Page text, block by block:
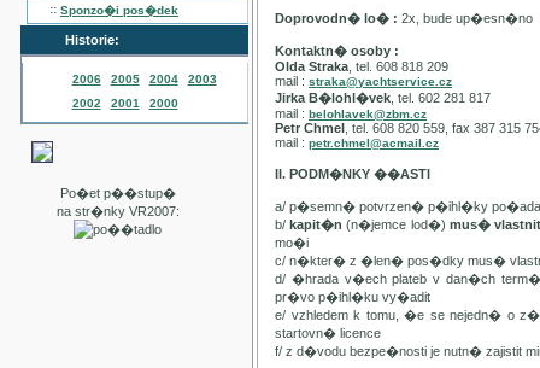
:: Sponzo�i pos�dek
Historie:
2006 2005 2004
2003
2002
2001 2000
Po�et p��stup�
na str�nky VR2007:
Doprovodn� lo� : 2x, bude up�esn�no
Kontaktn� osoby :
Olda Straka , tel. 608 818 209
mail : straka@yachtservice.cz
Jirka B�lohl�vek , tel. 602 281 817
mail : belohlavek@zbm.cz
Petr Chmel , tel. 608 820 559, fax 387 315
mail : petr.chmel@acmail.cz
II. PODM�NKY ��ASTI
a/ p�semn� potvrzen� p�ihl�ky
b/kapit�n(n�jemce lod�) mus�
mo�i
c/ n�kter� z �len� pos�dky mus�
d/ �hrada v�ech plateb v dan�ch
pr�vo p�ihl�ku vy�adit
e/ vzhledem k tomu, �e se nejedn� o
startovn� licence
f/ z d�vodu bezpe�nosti je nutn� zajistit